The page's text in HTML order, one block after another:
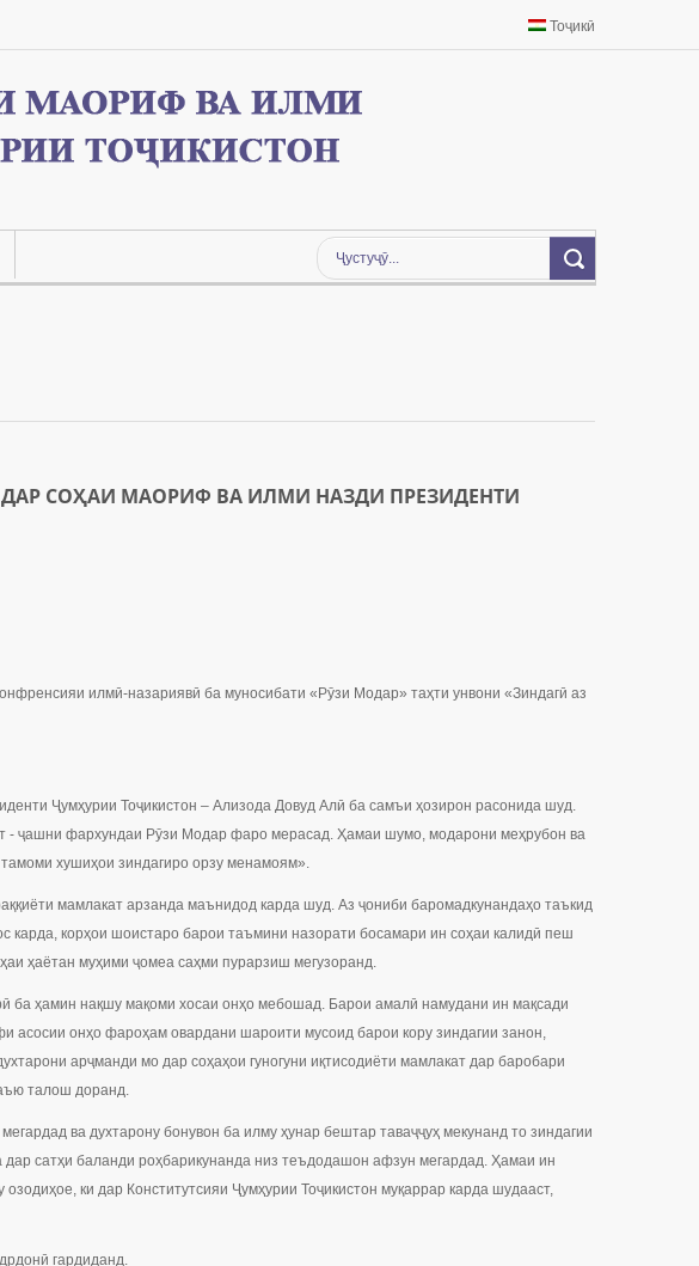
Тоҷикӣ
СОҲАИ МАОРИФ ВА ИЛМИ НАЗДИ ПРЕЗИДЕНТИ
илмӣ-назариявӣ ба муносибати «Рӯзи Модар» таҳти унвони «Зиндагӣ аз
Ҷумҳурии Тоҷикистон – Ализода Довуд Алӣ ба самъи ҳозирон расонида шуд.
- ҷашни фархундаи Рӯзи Модар фаро мерасад. Ҳамаи шумо, модарони меҳрубон ва
хушиҳои зиндагиро орзу менамоям».
мамлакат арзанда маънидод карда шуд. Аз ҷониби баромадкунандаҳо таъкид
карда, корҳои шоистаро барои таъмини назорати босамари ин соҳаи калидӣ пеш
ҳаётан муҳими ҷомеа саҳми пурарзиш мегузоранд.
ба ҳамин нақшу мақоми хосаи онҳо мебошад. Барои амалӣ намудани ин мақсади
асосии онҳо фароҳам овардани шароити мусоид барои кору зиндагии занон,
арҷманди мо дар соҳаҳои гуногуни иқтисодиёти мамлакат дар баробари
талош доранд.
ва духтарону бонувон ба илму ҳунар бештар таваҷҷуҳ мекунанд то зиндагии
сатҳи баланди роҳбарикунанда низ теъдодашон афзун мегардад. Ҳамаи ин
ки дар Конститутсияи Ҷумҳурии Тоҷикистон муқаррар карда шудааст,
гардиданд.